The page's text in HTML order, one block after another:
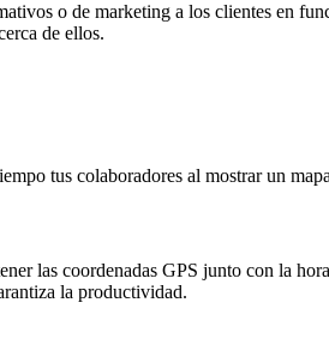
o de marketing a los clientes en
de ellos.
tus colaboradores al mostrar un
las coordenadas GPS junto con la
la productividad.